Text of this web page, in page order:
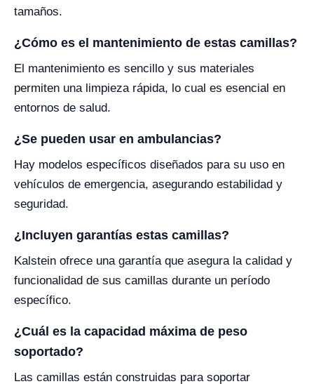
tamaños.
¿Cómo es el mantenimiento de estas camillas?
El mantenimiento es sencillo y sus materiales
permiten una limpieza rápida, lo cual es esencial en
entornos de salud.
¿Se pueden usar en ambulancias?
Hay modelos específicos diseñados para su uso en
vehículos de emergencia, asegurando estabilidad y
seguridad.
¿Incluyen garantías estas camillas?
Kalstein ofrece una garantía que asegura la calidad y
funcionalidad de sus camillas durante un período
específico.
¿Cuál es la capacidad máxima de peso
soportado?
Las camillas están construidas para soportar